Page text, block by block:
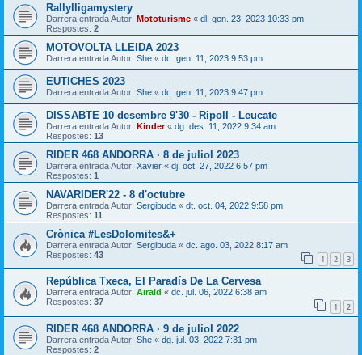
Rallylligamystery
Darrera entrada Autor: Mototurisme « dl. gen. 23, 2023 10:33 pm
Respostes: 2
MOTOVOLTA LLEIDA 2023
Darrera entrada Autor: She « dc. gen. 11, 2023 9:53 pm
EUTICHES 2023
Darrera entrada Autor: She « dc. gen. 11, 2023 9:47 pm
DISSABTE 10 desembre 9'30 - Ripoll - Leucate
Darrera entrada Autor: Kinder« dg. des. 11, 2022 9:34 am
Respostes: 13
RIDER 468 ANDORRA · 8 de juliol 2023
Darrera entrada Autor: Xavier « dj. oct. 27, 2022 6:57 pm
Respostes: 1
NAVARIDER'22 - 8 d'octubre
Darrera entrada Autor: Sergibuda « dt. oct. 04, 2022 9:58 pm
Respostes: 11
Crònica #LesDolomites&+
Darrera entrada Autor: Sergibuda « dc. ago. 03, 2022 8:17 am
Respostes: 43 1 2 3
República Txeca, El Paradís De La Cervesa
Darrera entrada Autor: Airald « dc. jul. 06, 2022 6:38 am
Respostes: 37 1 2
RIDER 468 ANDORRA · 9 de juliol 2022
Darrera entrada Autor: She « dg. jul. 03, 2022 7:31 pm
Respostes: 2